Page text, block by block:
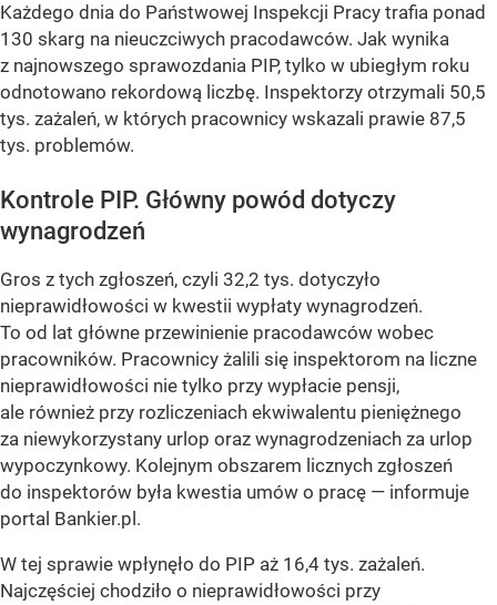
Każdego dnia do Państwowej Inspekcji Pracy trafia ponad
130 skarg na nieuczciwych pracodawców. Jak wynika
z najnowszego sprawozdania PIP, tylko w ubiegłym roku
odnotowano rekordową liczbę. Inspektorzy otrzymali 50,5
tys. zażaleń, w których pracownicy wskazali prawie 87,5
tys. problemów.
Kontrole PIP. Główny powód dotyczy
wynagrodzeń
Gros z tych zgłoszeń, czyli 32,2 tys. dotyczyło
nieprawidłowości w kwestii wypłaty wynagrodzeń.
To od lat główne przewinienie pracodawców wobec
pracowników. Pracownicy żalili się inspektorom na liczne
nieprawidłowości nie tylko przy wypłacie pensji,
ale również przy rozliczeniach ekwiwalentu pieniężnego
za niewykorzystany urlop oraz wynagrodzeniach za urlop
wypoczynkowy. Kolejnym obszarem licznych zgłoszeń
do inspektorów była kwestia umów o pracę — informuje
portal Bankier.pl.
W tej sprawie wpłynęło do PIP aż 16,4 tys. zażaleń.
Najczęściej chodziło o nieprawidłowości przy